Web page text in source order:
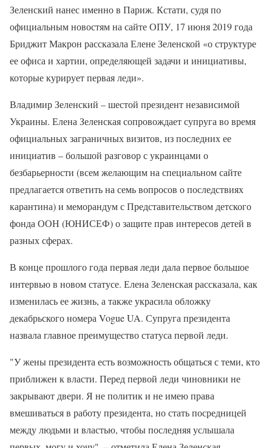
Зеленский нанес именно в Париж. Кстати, судя по
официальным новостям на сайте ОПУ, 17 июня 2019 года
Бриджит Макрон рассказала Елене Зеленской «о структуре
ее офиса и хартии, определяющей задачи и инициативы,
которые курирует первая леди».
Владимир Зеленский – шестой президент независимой
Украины. Елена Зеленская сопровождает супруга во время
официальных заграничных визитов, из последних ее
инициатив – большой разговор с украинцами о
безбарьерности (всем желающим на специальном сайте
предлагается ответить на семь вопросов о последствиях
карантина) и меморандум с Представительством детского
фонда ООН (ЮНИСЕФ) о защите прав интересов детей в
разных сферах.
В конце прошлого года первая леди дала первое большое
интервью в новом статусе. Елена Зеленская рассказала, как
изменилась ее жизнь, а также украсила обложку
декабрьского номера Vogue UA. Супруга президента
назвала главное преимущество статуса первой леди.
"У жены президента есть возможность общаться с теми, кто
приближен к власти. Перед первой леди чиновники не
закрывают двери. Я не политик и не имею права
вмешиваться в работу президента, но стать посредницей
между людьми и властью, чтобы последняя услышала